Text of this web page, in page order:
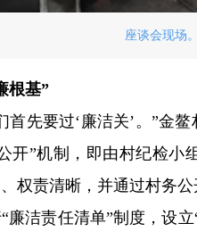
座谈会现场
根基”
首先要过‘廉洁关’。”金
开”机制，即由村纪检
权责清晰，并通过村务
廉洁责任清单”制度，设